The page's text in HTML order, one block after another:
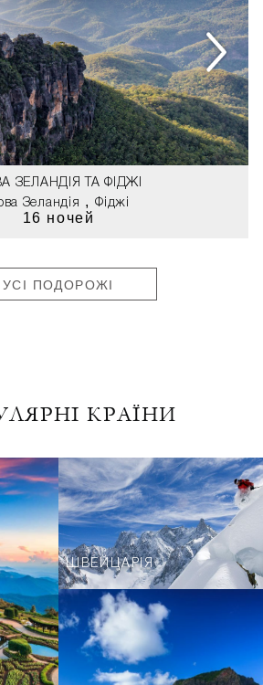
Зеландія ,Фіджі
16 ночей
ЗЕЛАНДІЯ ТА ФІДЖІ
УСІ ПОДОРОЖІ
КРАЇНИ
ШВЕЙЦАРІЯ